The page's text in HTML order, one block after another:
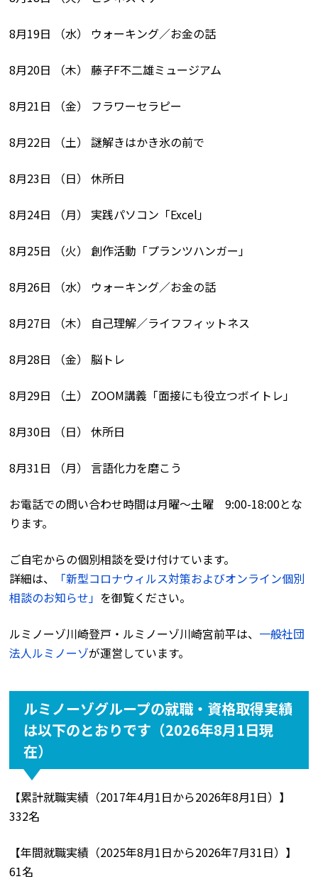
8月19日 （水） ウォーキング／お金の話
8月20日 （木） 藤子F不二雄ミュージアム
8月21日 （金） フラワーセラピー
8月22日 （土） 謎解きはかき氷の前で
8月23日 （日） 休所日
8月24日 （月） 実践パソコン「Excel」
8月25日 （火） 創作活動「プランツハンガー」
8月26日 （水） ウォーキング／お金の話
8月27日 （木） 自己理解／ライフフィットネス
8月28日 （金） 脳トレ
8月29日 （土） ZOOM講義「面接にも役立つボイトレ」
8月30日 （日） 休所日
8月31日 （月） 言語化力を磨こう
お電話での問い合わせ時間は月曜〜土曜 9:00-18:00とな
ります。
ご自宅からの個別相談を受け付けています。
詳細は、
「新型コロナウィルス対策およびオンライン個別
相談のお知らせ」 を御覧ください。
ルミノーゾ川崎登戸・ルミノーゾ川崎宮前平は、 一般社団
法人ルミノーゾが運営しています。
ルミノーゾグループの就職・資格取得実績
は以下のとおりです（2026年8月1日現
在）
【累計就職実績（2017年4月1日から2026年8月1日）】
332名
【年間就職実績（2025年8月1日から2026年7月31日）】
61名